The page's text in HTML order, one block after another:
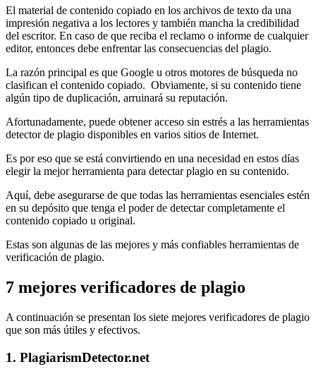
El material de contenido copiado en los archivos de texto da una
impresión negativa a los lectores y también mancha la credibilidad
del escritor. En caso de que reciba el reclamo o informe de cualquier
editor, entonces debe enfrentar las consecuencias del plagio.
La razón principal es que Google u otros motores de búsqueda no
clasifican el contenido copiado. Obviamente, si su contenido tiene
algún tipo de duplicación, arruinará su reputación.
Afortunadamente, puede obtener acceso sin estrés a las herramientas
detector de plagio disponibles en varios sitios de Internet.
Es por eso que se está convirtiendo en una necesidad en estos días
elegir la mejor herramienta para detectar plagio en su contenido.
Aquí, debe asegurarse de que todas las herramientas esenciales estén
en su depósito que tenga el poder de detectar completamente el
contenido copiado u original.
Estas son algunas de las mejores y más confiables herramientas de
verificación de plagio.
7 mejores verificadores de plagio
A continuación se presentan los siete mejores verificadores de plagio
que son más útiles y efectivos.
1. PlagiarismDetector.net